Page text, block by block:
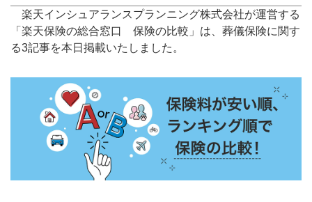
楽天インシュアランスプランニング株式会社が運営する
「楽天保険の総合窓口 保険の比較」は、葬儀保険に関す
る3記事を本日掲載いたしました。